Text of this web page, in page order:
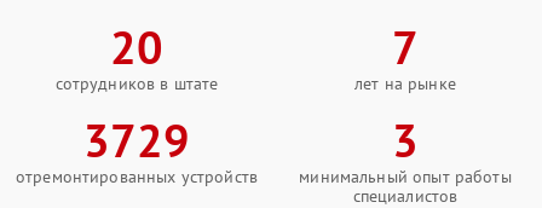
20
сотрудников в штате
7
лет на рынке
3729
отремонтированных устройств
3
минимальный опыт работы
специалистов